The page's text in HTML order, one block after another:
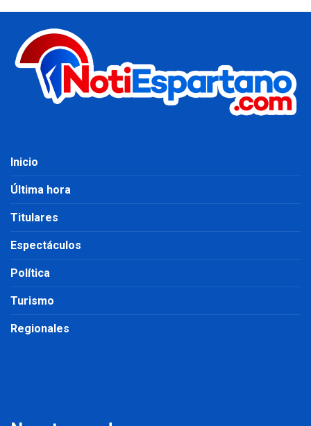
Inicio
Última hora
Titulares
Espectáculos
Política
Turismo
Regionales